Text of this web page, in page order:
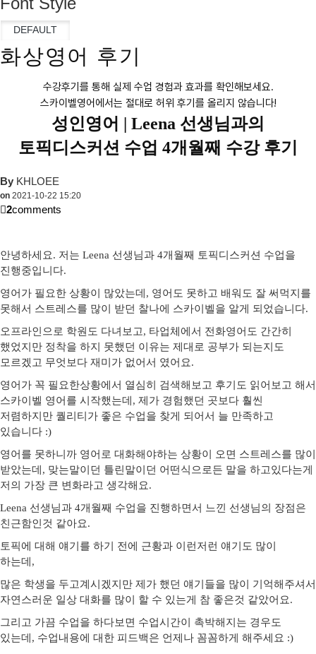
화상영어 후기
수강후기를 통해 실제 수업 경험과 효과를 확인해보세요.
스카이벨영어에서는 절대로 허위 후기를 올리지 않습니다!
성인영어 | Leena 선생님과의
토픽디스커션 수업 4개월째 수강 후기
By KHLOEE
on 2021-10-22 15:20
2comments
안녕하세요. 저는 Leena 선생님과 4개월째 토픽디스커션 수업을
진행중입니다.
영어가 필요한 상황이 많았는데, 영어도 못하고 배워도 잘 써먹지를
못해서 스트레스를 많이 받던 찰나에 스카이벨을 알게 되었습니다.
오프라인으로 학원도 다녀보고, 타업체에서 전화영어도 간간히
했었지만 정착을 하지 못했던 이유는 제대로 공부가 되는지도
모르겠고 무엇보다 재미가 없어서 였어요.
영어가 꼭 필요한상황에서 열심히 검색해보고 후기도 읽어보고 해서
스카이벨 영어를 시작했는데, 제가 경험했던 곳보다 훨씬
저렴하지만 퀄리티가 좋은 수업을 찾게 되어서 늘 만족하고
있습니다 :)
영어를 못하니까 영어로 대화해야하는 상황이 오면 스트레스를 많이
받았는데, 맞는말이던 틀린말이던 어떤식으로든 말을 하고있다는게
저의 가장 큰 변화라고 생각해요.
Leena 선생님과 4개월째 수업을 진행하면서 느낀 선생님의 장점은
친근함인것 같아요.
토픽에 대해 얘기를 하기 전에 근황과 이런저런 얘기도 많이
하는데,
많은 학생을 두고계시겠지만 제가 했던 얘기들을 많이 기억해주셔서
자연스러운 일상 대화를 많이 할 수 있는게 참 좋은것 같았어요.
그리고 가끔 수업을 하다보면 수업시간이 촉박해지는 경우도
있는데, 수업내용에 대한 피드백은 언제나 꼼꼼하게 해주세요 :)